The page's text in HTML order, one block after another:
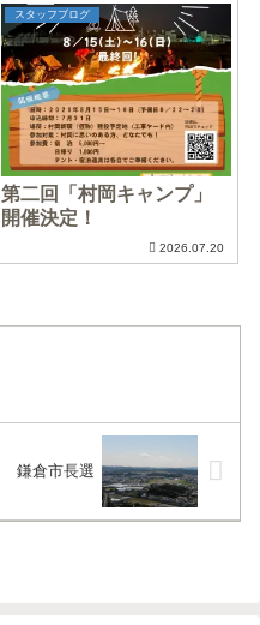
スタッフブログ
第二回「村岡キャンプ」
開催決定！
2026.07.20
鎌倉市長選